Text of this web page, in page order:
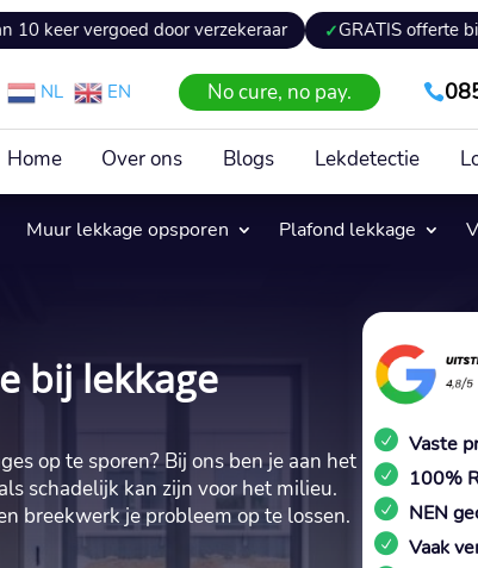
door verzekeraar GRATIS offerte binnen 24 uur
NL EN No cure, no pay. 
Home Over ons Blogs Lekdetectie
Muur lekkage opsporen Plafond lekkage
bij lekkage
op te sporen? Bij ons ben je aan het
schadelijk kan zijn voor het milieu.
breekwerk je probleem op te lossen.
Vaste
100%
NEN
Vaak